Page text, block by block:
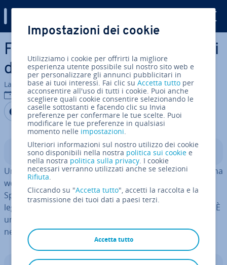
Vai al contenuto prin­ci­pa­le
Footer di un sito web: consigli
di design e SEO
La redazione di IONOS
26 nov 2025
Condividi via Facebook
Condividi via Twitter
Condividi via LinkedIN
Aggiungi come fonte
preferita su Google
Indice
Un footer di un sito web è la parte inferiore di una pagina
web, che di solito rimane invariata su tutte le pagine.
Spesso contiene in­for­ma­zio­ni im­por­tan­ti come note
legali, privacy, opzioni di contatto o link ai social media. È
una
nessun sito.
Impostazioni dei cookie
Utilizziamo i cookie per offrirti la migliore
esperienza utente possibile sul nostro sito web e
per personalizzare gli annunci pubblicitari in
base ai tuoi interessi. Fai clic suAccetta tutto per
acconsentire all'uso di tutti i cookie. Puoi anche
scegliere quali cookie consentire selezionando le
caselle sottostanti e facendo clic su Invia
preferenze per confermare le tue scelte. Puoi
modificare le tue preferenze in qualsiasi
momento nelle impostazioni.
Ulteriori informazioni sul nostro utilizzo dei cookie
sono disponibili nella nostra politica sui cookie e
nella nostra politica sulla privacy. I cookie
necessari verranno utilizzati anche se selezioni
Rifiuta.
Cliccando su "Accetta tutto", accetti la raccolta e la
trasmissione dei tuoi dati a paesi terzi.
Accetta tutto